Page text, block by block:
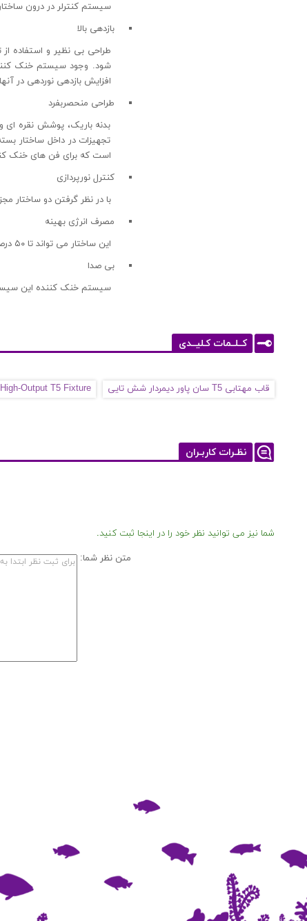
سیستم کنترلر در درون
بازدهی بالا
شود. وجود سیستم خنک
افزایش بازدهی نوردهی در
طراحی منحصربفرد
بدنه باریک، پوشش نقره ای
تجهیزات در داخل ساختار
است که برای فن های خنک
کنترل نورپردازی
با در نظر گرفتن دو ساختار
مصرف انرژی بهینه
این ساختار می تواند تا ۵۰ درصد نور بیشتری نسبت به محصولات مشابه تولید کند در صورتی که مصرف انرژی یکسانی با آنها دارد.
بی صدا
سیستم خنک کننده این
کــلــمات کـلیــدی
قاب مهتابی T5 سان پاور دیمردار شش تایی Output T5 Fixture
نظـرات کاربـران
شما نیز می توانید نظر خود را در اینجا ثبت کنید.
متن نظر شما: